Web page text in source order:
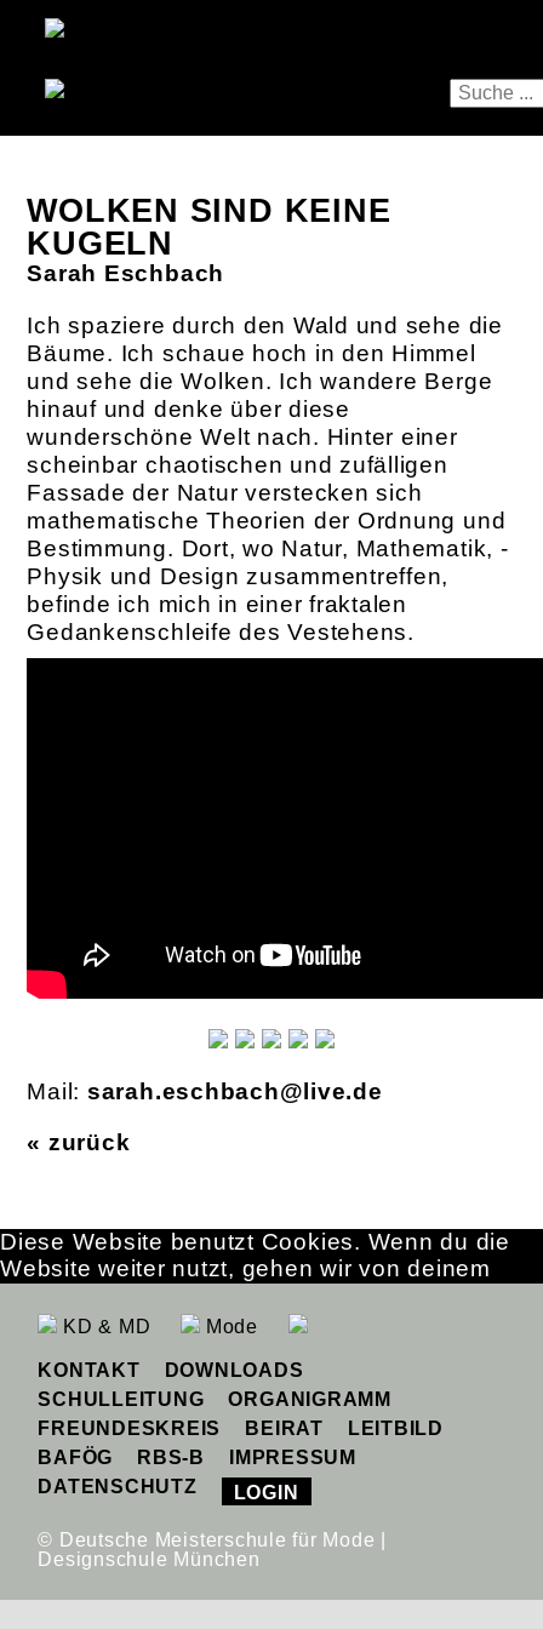
WOLKEN SIND KEINE
KUGELN
Sarah Eschbach
Ich spaziere durch den Wald und sehe die
Bäume. Ich schaue hoch in den Himmel
und sehe die Wolken. Ich wandere Berge
hinauf und denke über diese
wunderschöne Welt nach. Hinter einer
scheinbar chaotischen und zufälligen
Fassade der Natur verstecken sich
mathematische Theorien der Ordnung und
Bestimmung. Dort, wo Natur, Mathematik, ­
Physik und Design zusammentreffen,
befinde ich mich in einer fraktalen
Gedankenschleife des Vestehens.
Mail: sarah.eschbach@live.de
« zurück
KD & MD Mode
KONTAKT
DOWNLOADS
SCHULLEITUNG
ORGANIGRAMM
FREUNDESKREIS
BEIRAT
LEITBILD
BAFÖG
RBS-B
IMPRESSUM
DATENSCHUTZ
LOGIN
© Deutsche Meisterschule für Mode |
Designschule München
Diese Website benutzt Cookies. Wenn du die
Website weiter nutzt, gehen wir von deinem